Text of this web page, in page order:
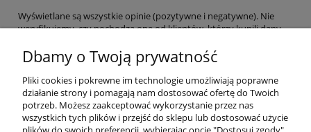
Wyświetlane są wszystkie opinie (pozytywne i negatywne). Nie
weryfikujemy, czy pochodzą one od klientów, którzy kupili dany
Pomoc
Okna dachowe
Dbamy o Twoją prywatność
Pliki cookies i pokrewne im technologie umożliwiają poprawne
działanie strony i pomagają nam dostosować ofertę do Twoich
potrzeb. Możesz zaakceptować wykorzystanie przez nas
wszystkich tych plików i przejść do sklepu lub dostosować użycie